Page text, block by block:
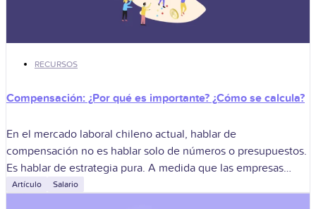
RECURSOS
Compensación: ¿Por qué es importante? ¿Cómo se calcula?
En el mercado laboral chileno actual, hablar de
compensación no es hablar solo de números o presupuestos.
Es hablar de estrategia pura. A medida que las empresas
compiten por talento
Artículo Salario